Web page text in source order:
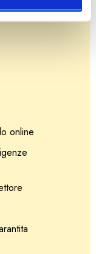
online